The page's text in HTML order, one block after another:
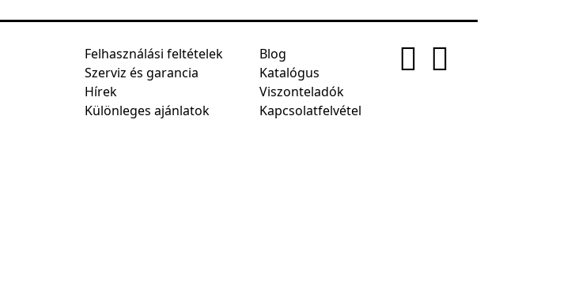
Felhasználási feltételek
Szerviz és garancia
Hírek
Különleges ajánlatok
Blog
Katalógus
Viszonteladók
Kapcsolatfelvétel